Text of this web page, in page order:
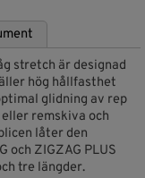
stretch är designad
hög hållfasthet
glidning av rep
remskiva och
låter den
och ZIGZAG PLUS
tre längder.